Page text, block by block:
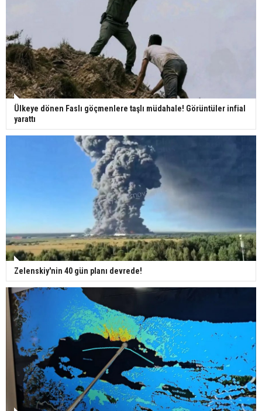
Ülkeye dönen Faslı göçmenlere taşlı müdahale! Görüntüler infial
yarattı
Zelenskiy'nin 40 gün planı devrede!